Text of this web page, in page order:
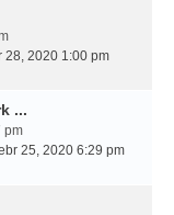
28, 2020 1:00 pm
...
pm
25, 2020 6:29 pm